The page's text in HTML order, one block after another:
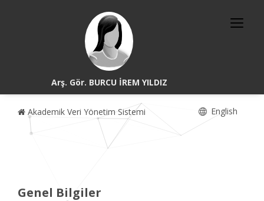
Arş. Gör. BURCU İREM YILDIZ
Akademik Veri Yönetim Sistemi English
Genel Bilgiler